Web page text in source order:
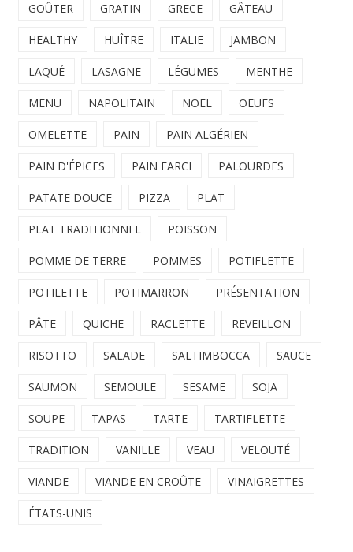
GOÛTER GRATIN GRECE GÂTEAU
HEALTHY HUÎTRE ITALIE JAMBON
LAQUÉ LASAGNE LÉGUMES MENTHE
MENU NAPOLITAIN NOEL OEUFS
OMELETTE PAIN PAIN ALGÉRIEN
PAIN D'ÉPICES PAIN FARCI PALOURDES
PATATE DOUCE PIZZA PLAT
PLAT TRADITIONNEL POISSON
POMME DE TERRE POMMES POTIFLETTE
POTILETTE POTIMARRON PRÉSENTATION
PÂTE QUICHE RACLETTE REVEILLON
RISOTTO SALADE SALTIMBOCCA SAUCE
SAUMON SEMOULE SESAME SOJA
SOUPE TAPAS TARTE TARTIFLETTE
TRADITION VANILLE VEAU VELOUTÉ
VIANDE VIANDE EN CROÛTE VINAIGRETTES
ÉTATS-UNIS